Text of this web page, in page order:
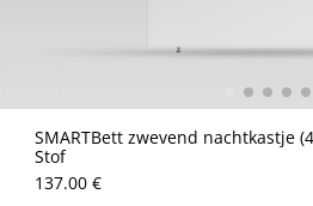
SMARTBett zwevend nachtkastje
Stof
137.00 €